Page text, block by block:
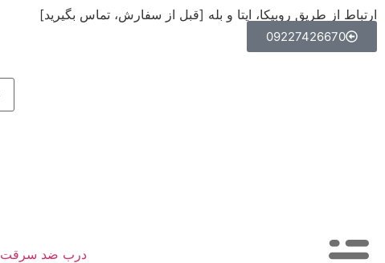
ارتباط از طریق روبیکا، ایتا و بله [قبل از سفارش، تماس بگیرید]
09227426670
درب ضد سرقت